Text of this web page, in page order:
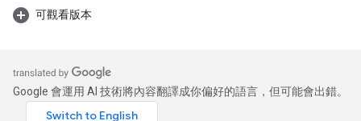
可觀看版本
Google 會運用 AI 技術將內容翻譯成你偏好的語言，但可能會出錯。